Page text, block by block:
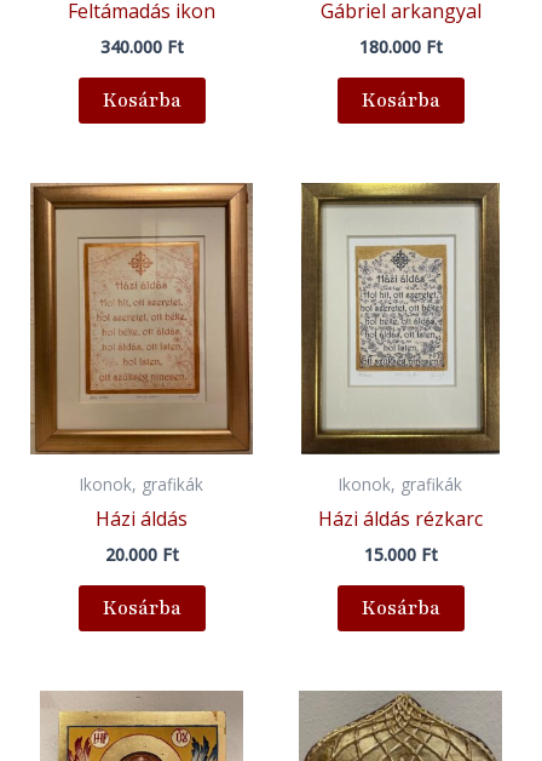
Feltámadás ikon
340.000 Ft
Kosárba
Gábriel arkangyal
180.000 Ft
Kosárba
Ikonok, grafikák
Házi áldás
20.000 Ft
Kosárba
Ikonok, grafikák
Házi áldás rézkarc
15.000 Ft
Kosárba